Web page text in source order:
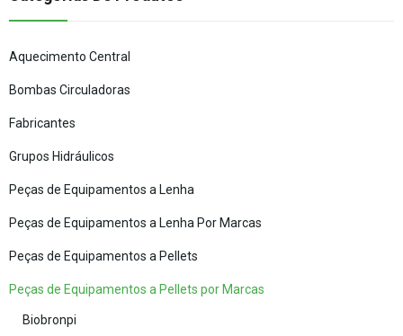
Aquecimento Central
Bombas Circuladoras
Fabricantes
Grupos Hidráulicos
Peças de Equipamentos a Lenha
Peças de Equipamentos a Lenha Por Marcas
Peças de Equipamentos a Pellets
Peças de Equipamentos a Pellets por Marcas
Biobronpi